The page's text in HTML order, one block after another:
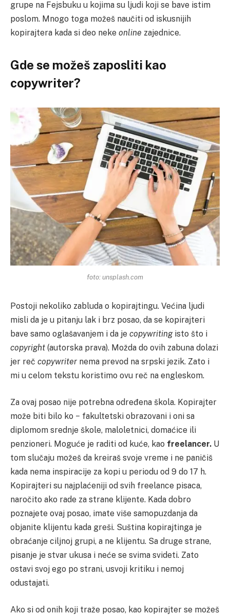
grupe na Fejsbuku u kojima su ljudi koji se bave istim
poslom. Mnogo toga možeš naučiti od iskusnijih
kopirajtera kada si deo neke online zajednice.
Gde se možeš zaposliti kao
copywriter?
foto: unsplash.com
Postoji nekoliko zabluda o kopirajtingu. Većina ljudi
misli da je u pitanju lak i brz posao, da se kopirajteri
bave samo oglašavanjem i da je copywritingisto što i
copyright (autorska prava). Možda do ovih zabuna dolazi
jer reč copywriter nema prevod na srpski jezik. Zato i
mi u celom tekstu koristimo ovu reč na engleskom.
Za ovaj posao nije potrebna određena škola. Kopirajter
može biti bilo ko − fakultetski obrazovani i oni sa
diplomom srednje škole, maloletnici, domaćice ili
penzioneri. Moguće je raditi od kuće, kao freelancer. U
tom slučaju možeš da kreiraš svoje vreme i ne paničiš
kada nema inspiracije za kopi u periodu od 9 do 17 h.
Kopirajteri su najplaćeniji od svih freelance pisaca,
naročito ako rade za strane klijente. Kada dobro
poznajete ovaj posao, imate više samopuzdanja da
objanite klijentu kada greši. Suština kopirajtinga je
obraćanje ciljnoj grupi, a ne klijentu. Sa druge strane,
pisanje je stvar ukusa i neće se svima svideti. Zato
ostavi svoj ego po strani, usvoji kritiku i nemoj
odustajati.
Ako si od onih koji traže posao, kao kopirajter se možeš